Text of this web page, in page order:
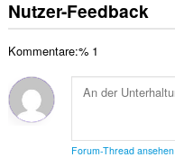
Nutzer-Feedback
Kommentare:% 1
Forum-Thread ansehen